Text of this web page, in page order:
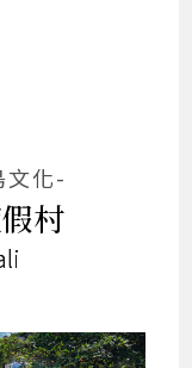
文化-
村